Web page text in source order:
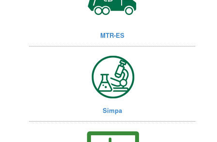
MTR-ES
Simpa